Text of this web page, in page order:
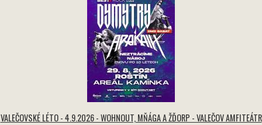
VALEČOVSKÉ LÉTO - 4.9.2026 - WOHNOUT, MŇÁGA A ŽĎORP - VALEČOV AMFITEÁTR